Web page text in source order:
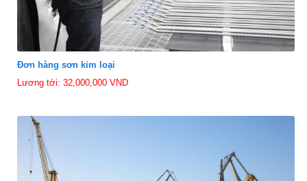
Đơn hàng sơn kim loại
Lương tới: 32,000,000 VND